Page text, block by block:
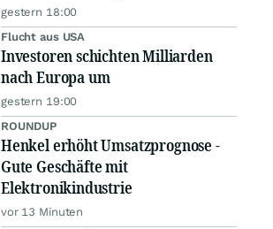
gestern 18:00
Flucht aus USA
Investoren schichten Milliarden
nach Europa um
gestern 19:00
ROUNDUP
Henkel erhöht Umsatzprognose -
Gute Geschäfte mit
Elektronikindustrie
vor 13 Minuten